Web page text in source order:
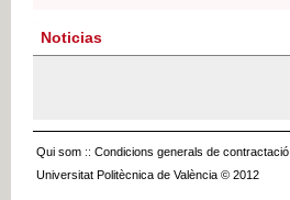
Noticias
Qui som :: Condicions generals de contractació
Universitat Politècnica de València © 2012